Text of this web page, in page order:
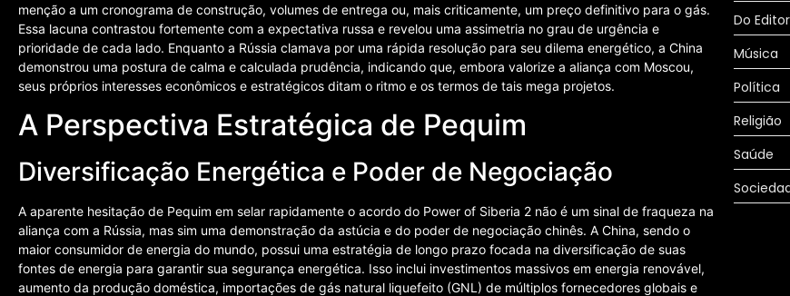
menção a um cronograma de construção, volumes de entrega ou, mais criticamente, um preço definitivo para o gás.
Essa lacuna contrastou fortemente com a expectativa russa e revelou uma assimetria no grau de urgência e
prioridade de cada lado. Enquanto a Rússia clamava por uma rápida resolução para seu dilema energético, a China
demonstrou uma postura de calma e calculada prudência, indicando que, embora valorize a aliança com Moscou,
seus próprios interesses econômicos e estratégicos ditam o ritmo e os termos de tais mega projetos.
A Perspectiva Estratégica de Pequim
Diversificação Energética e Poder de Negociação
A aparente hesitação de Pequim em selar rapidamente o acordo do Power of Siberia 2 não é um sinal de fraqueza na
aliança com a Rússia, mas sim uma demonstração da astúcia e do poder de negociação chinês. A China, sendo o
maior consumidor de energia do mundo, possui uma estratégia de longo prazo focada na diversificação de suas
fontes de energia para garantir sua segurança energética. Isso inclui investimentos massivos em energia renovável,
aumento da produção doméstica, importações de gás natural liquefeito (GNL) de múltiplos fornecedores globais e
Do Editor
Música
Política
Religião
Saúde